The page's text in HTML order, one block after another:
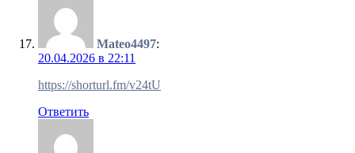
Mateo4497:
20.04.2026 в 22:11
https://shorturl.fm/v24tU
Ответить